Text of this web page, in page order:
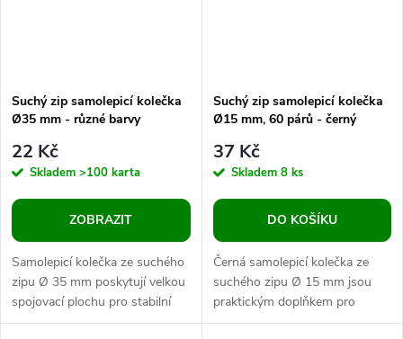
Suchý zip samolepicí kolečka
Ø35 mm - různé barvy
22 Kč
Skladem >100 karta
ZOBRAZIT
Samolepicí kolečka ze suchého
zipu Ø 35 mm poskytují velkou
spojovací plochu pro stabilní
připevnění rozměrných
Suchý zip samolepicí kolečka
Ø15 mm, 60 párů - černý
37 Kč
Skladem 8 ks
DO KOŠÍKU
Černá samolepicí kolečka ze
suchého zipu Ø 15 mm jsou
praktickým doplňkem pro
laminované pracovní listy,